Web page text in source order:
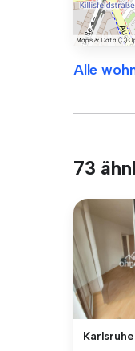
Alle
73
Karlsruhe